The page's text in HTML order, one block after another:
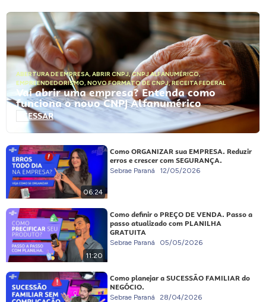
ABERTURA DE EMPRESA, ABRIR CNPJ,CNPJ ALFANUMÉRICO,
EMPREENDEDORISMO, NOVO FORMATO DE CNPJ,RECEITA FEDERAL
Vai abrir uma empresa? Entenda como
funciona o novo CNPJ Alfanumérico
ACESSAR
06:24
Como ORGANIZAR sua EMPRESA. Reduzir
erros e crescer com SEGURANÇA.
Sebrae Paraná 12/05/2026
11:20
Como definir o PREÇO DE VENDA. Passo a
passo atualizado com PLANILHA
GRATUITA
Sebrae Paraná 05/05/2026
Como planejar a SUCESSÃO FAMILIAR do
NEGÓCIO.
Sebrae Paraná 28/04/2026